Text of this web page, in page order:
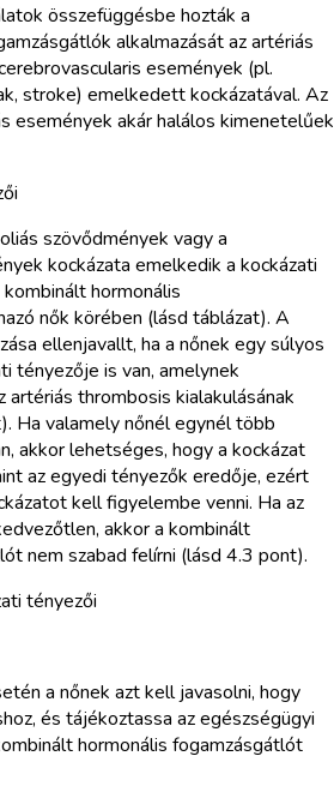
összefüggésbe hozták a
alkalmazását az artériás
események (pl.
stroke) emelkedett kockázatával. Az
események akár halálos kimenetelűek
szövődmények vagy a
kockázata emelkedik a kockázati
hormonális
nők körében (lásd táblázat). A
ellenjavallt, ha a nőnek egy súlyos
tényezője is van, amelynek
thrombosis kialakulásának
Ha valamely nőnél egynél több
akkor lehetséges, hogy a kockázat
az egyedi tényezők eredője, ezért
kell figyelembe venni. Ha az
akkor a kombinált
nem szabad felírni (lásd 4.3 pont).
tényezői
a nőnek azt kell javasolni, hogy
és tájékoztassa az egészségügyi
hormonális fogamzásgátlót